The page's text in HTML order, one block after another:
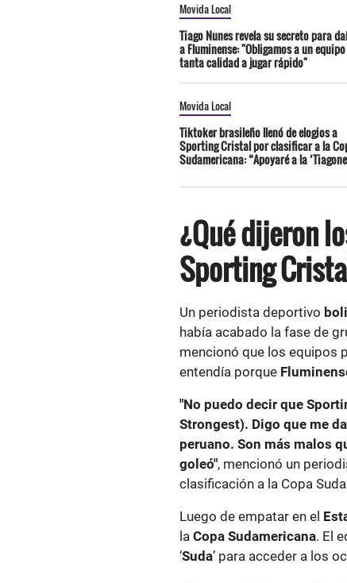
Movida Local
Tiago Nunes revela su secreto para
a Fluminense: "Obligamos a un
tanta calidad a jugar rápido"
Movida Local
Tiktoker brasileño llenó de elogios a
Sporting Cristal por clasificar a la
Sudamericana: “Apoyaré a la
¿Qué dijeron
Sporting
Un periodista deportivo
había acabado la fase de
mencionó que los equipos
entendía porque
"No puedo decir que
Strongest). Digo que me
peruano. Son más malos
goleó", mencionó un
clasificación a la Copa
Luego de empatar en el
la Copa Sudamericana. El
‘Suda’ para acceder a los